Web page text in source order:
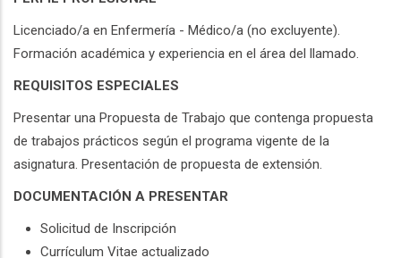
Licenciado/a en Enfermería - Médico/a (no excluyente).
Formación académica y experiencia en el área del llamado.
REQUISITOS ESPECIALES
Presentar una Propuesta de Trabajo que contenga propuesta
de trabajos prácticos según el programa vigente de la
asignatura. Presentación de propuesta de extensión.
DOCUMENTACIÓN A PRESENTAR
Solicitud de Inscripción
Currículum Vitae actualizado